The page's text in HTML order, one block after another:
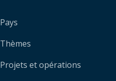
Pays
Thèmes
Projets et opérations